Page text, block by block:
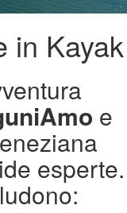
in Kayak
e
esperte.